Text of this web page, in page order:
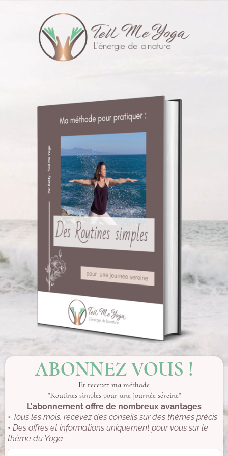
ABONNEZ VOUS !
Et recevez ma méthode
"Routines simples pour une journée séreine"
L'abonnement offre de nombreux avantages
• Tous les mois, recevez des conseils sur des thèmes précis
• Des offres et informations uniquement pour vous sur le
thème du Yoga